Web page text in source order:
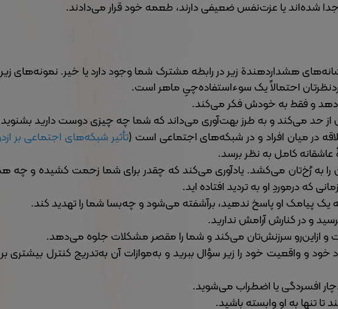
جدا شده‌اند یا عزت‌نفس ضعیفی دارند، طعمه خود قرار می‌دادند.
هشداردهندة زیر در رابطه مشترک شما وجود دارد یا خیر. نمونه‌های
احتمالاً یک سوءاستفاده‌چیِ ماهر است.
و فقط به خودش فکر می‌کند.
از حد می‌کند و به طرز بهت‌آوری می‌داند که شما چه چیزی دوست دارید
علاقه در میان افراد و در شبکه‌های اجتماعی است (تأثیر شبکه‌های اجتماعی بر
کامل به نظر برسد.
را به رُخ‌تان می‌کشد. یادآوری می‌کند که چقدر برای شما زحمت کشیده و چه
درموردِ او به تردید افتاده اید.
یک پیامک او پاسخ ندهید، برآشفته می‌شود و چه‌بسا شما را تهدید کند.
و در کنارش آرامش ندارید.
و ازاین‌رو سرزنش‌تان می‌کند و شما را مقصر مشکلات جلوه می‌دهد.
و واقعیت خود را زیر سؤال ببرید و به‌موازات آن به‌تدریج کنترل بیشتری
افسردگی یا اضطراب می‌شوید.
تا تنها به او وابسته باشید.